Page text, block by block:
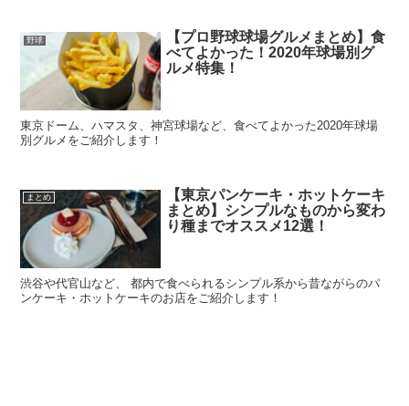
野球
【プロ野球球場グルメまとめ】食
べてよかった！2020年球場別グ
ルメ特集！
東京ドーム、ハマスタ、神宮球場など、食べてよかった2020年球場
別グルメをご紹介します！
まとめ
【東京パンケーキ・ホットケーキ
まとめ】シンプルなものから変わ
り種までオススメ12選！
渋谷や代官山など、 都内で食べられるシンプル系から昔ながらのパ
ンケーキ・ホットケーキのお店をご紹介します！